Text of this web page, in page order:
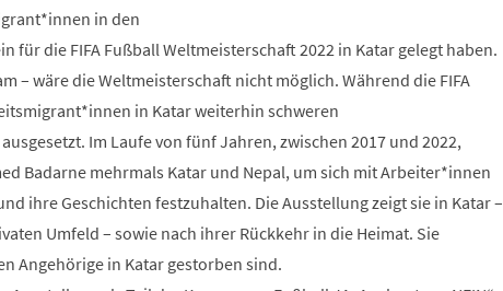
in den
für die FIFA Fußball Weltmeisterschaft 2022 in Katar gelegt haben.
– wäre die Weltmeisterschaft nicht möglich. Während die FIFA
in Katar weiterhin schweren
Im Laufe von fünf Jahren, zwischen 2017 und 2022,
Badarne mehrmals Katar und Nepal, um sich mit Arbeiter*innen
ihre Geschichten festzuhalten. Die Ausstellung zeigt sie in Katar –
Umfeld – sowie nach ihrer Rückkehr in die Heimat. Sie
Angehörige in Katar gestorben sind.